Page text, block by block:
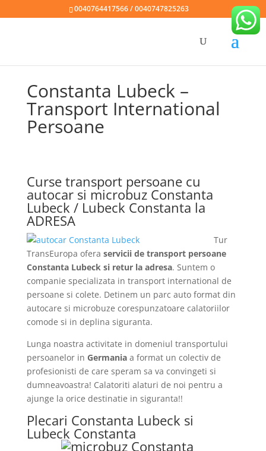
0040764417566 / 0040747825263
Constanta Lubeck –
Transport International
Persoane
Curse transport persoane cu
autocar si microbuz Constanta
Lubeck / Lubeck Constanta la
ADRESA
Tur
TransEuropa ofera servicii de transport persoane
Constanta Lubeck si retur la adresa. Suntem o
companie specializata in transport international de
persoane si colete. Detinem un parc auto format din
autocare si microbuze corespunzatoare calatoriilor
comode si in deplina siguranta.
Lunga noastra activitate in domeniul transportului
persoanelor in Germaniaa format un colectiv de
profesionisti de care speram sa va convingeti si
dumneavoastra! Calatoriti alaturi de noi pentru a
ajunge la orice destinatie in siguranta!!
Plecari Constanta Lubeck si
Lubeck Constanta